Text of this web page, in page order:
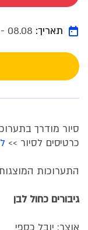
תאריך:
סיור מודרך
כרטיסים לסיור >>
התערוכות
גיבורים כחול לבן
אוצר: יובל כספי